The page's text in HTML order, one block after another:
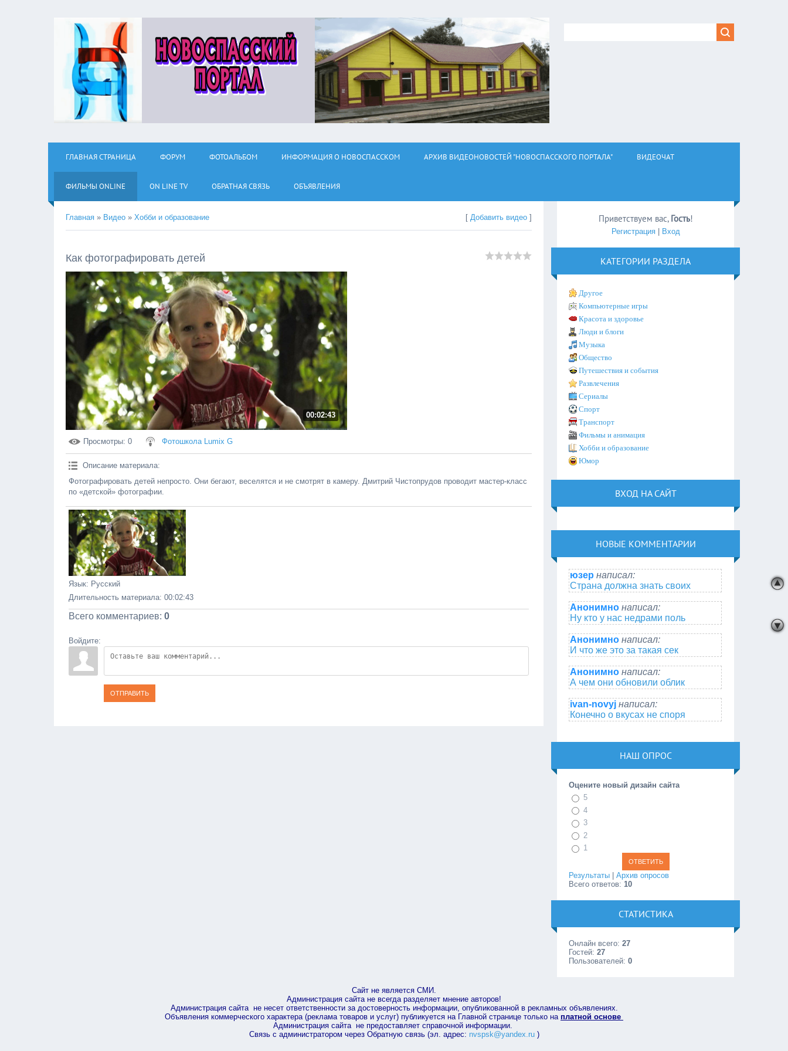
ГЛАВНАЯ СТРАНИЦА ФОРУМ ФОТОАЛЬБОМ ИНФОРМАЦИЯ О НОВОСПАССКОМ АРХИВ ВИДЕОНОВОСТЕЙ "НОВОСПАССКОГО ПОРТАЛА" ВИДЕОЧАТ
ФИЛЬМЫ ОNLINE ON LINE TV ОБРАТНАЯ СВЯЗЬ ОБЪЯВЛЕНИЯ
Главная » Видео » Хобби и образование [Добавить видео ]
Как фотографировать детей
00:02:43
Просмотры: 0 Фотошкола Lumix G
Описание материала:
Фотографировать детей непросто. Они бегают, веселятся и не смотрят в камеру. Дмитрий Чистопрудов проводит мастер-класс
по «детской» фотографии.
Язык: Русский
Длительность материала: 00:02:43
Всего комментариев: 0
Войдите:
ОТПРАВИТЬ
Приветствуем вас, Гость!
Регистрация| Вход
КАТЕГОРИИ РАЗДЕЛА
Другое
Компьютерные игры
Красота и здоровье
Люди и блоги
Музыка
Общество
Путешествия и события
Развлечения
Сериалы
Спорт
Транспорт
Фильмы и анимация
Хобби и образование
Юмор
ВХОД НА САЙТ
НОВЫЕ КОММЕНТАРИИ
юзер написал:
Страна должна знать своих
Анонимно написал:
Ну кто у нас недрами поль
Анонимно написал:
И что же это за такая сек
Анонимно написал:
А чем они обновили облик
ivan-novyj написал:
Конечно о вкусах не споря
НАШ ОПРОС
Оцените новый дизайн сайта
5
4
3
2
1
Результаты |Архив опросов
Всего ответов: 10
СТАТИСТИКА
Онлайн всего:27
Гостей:27
Пользователей:0
Сайт не является СМИ.
Администрация сайта не всегда разделяет мнение авторов!
Администрация сайта не несет ответственности за достоверность информации, опубликованной в рекламных объявлениях.
Объявления коммерческого характера (реклама товаров и услуг) публикуется на Главной странице только на платной основе
Администрация сайта не предоставляет справочной информации.
Связь с администратором через Обратную связь (эл. адрес: nvspsk@yandex.ru)